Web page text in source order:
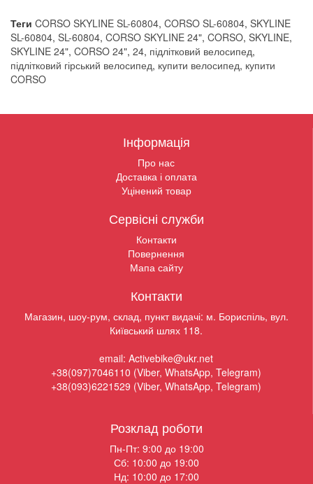
Теги CORSO SKYLINE SL-60804, CORSO SL-60804, SKYLINE
SL-60804, SL-60804, CORSO SKYLINE 24", CORSO, SKYLINE,
SKYLINE 24", CORSO 24", 24, підлітковий велосипед,
підлітковий гірський велосипед, купити велосипед, купити
CORSO
Інформація
Про нас
Доставка і оплата
Уцінений товар
Сервісні служби
Контакти
Повернення
Мапа сайту
Контакти
Магазин, шоу-рум, склад, пункт видачі: м. Бориспіль, вул.
Київський шлях 118.
email: Activebike@ukr.net
+38(097)7046110 (Viber, WhatsApp, Telegram)
+38(093)6221529 (Viber, WhatsApp, Telegram)
Розклад роботи
Пн-Пт: 9:00 до 19:00
Сб: 10:00 до 19:00
Нд: 10:00 до 17:00